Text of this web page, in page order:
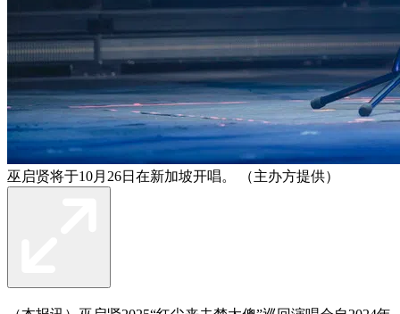
巫启贤将于10月26日在新加坡开唱。 （主办方提供）